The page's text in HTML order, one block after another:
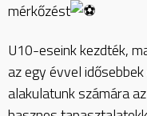
mérkőzést
U10-eseink kezdték,
az egy évvel
alakulatunk számára